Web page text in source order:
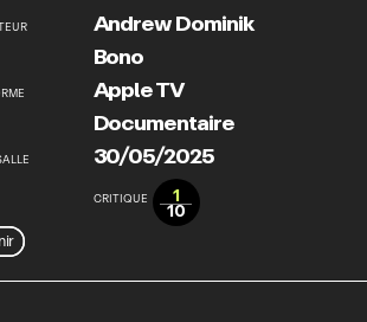
Andrew Dominik
Bono
Apple TV
Documentaire
30/05/2025
CRITIQUE 1
10